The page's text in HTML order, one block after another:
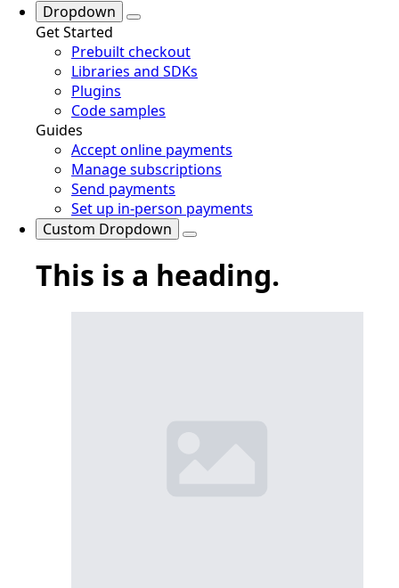
Dropdown
Get Started
Prebuilt checkout
Libraries and SDKs
Plugins
Code samples
Guides
Accept online payments
Manage subscriptions
Send payments
Set up in-person payments
Custom Dropdown
This is a heading.